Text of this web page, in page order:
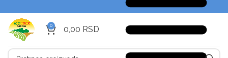
0 0,00 RSD